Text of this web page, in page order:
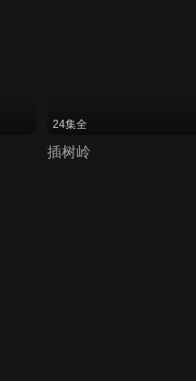
24集全
插树岭